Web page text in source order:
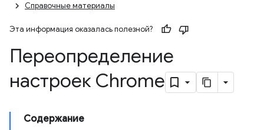
Справочные материалы
Эта информация оказалась полезной?
Переопределение
настроек Chrome
Содержание